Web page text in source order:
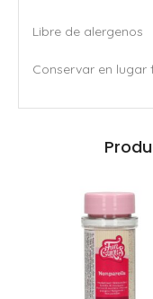
Libre de alergenos
Conservar en lugar